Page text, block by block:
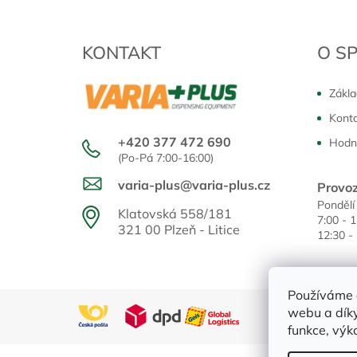
webu a
funkce,
KONTAKT
+420 377 472 690
(Po-Pá 7:00-16:00)
varia-plus@varia-plus.cz
Klatovská 558/181
321 00 Plzeň - Litice
O
7:00 -
12:30 -